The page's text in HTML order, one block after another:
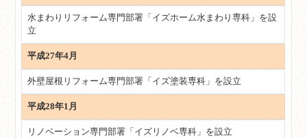
水まわりリフォーム専門部署「イズホーム水まわり専科」を設
立
平成27年4月
外壁屋根リフォーム専門部署「イズ塗装専科」を設立
平成28年1月
リノベーション専門部署「イズリノベ専科」を設立